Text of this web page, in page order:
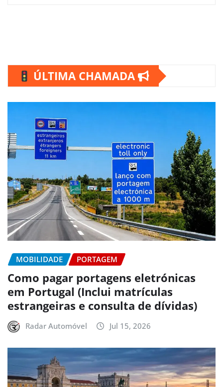
ÚLTIMA CHAMADA
MOBILIDADE PORTAGEM
Como pagar portagens eletrónicas
em Portugal (Inclui matrículas
estrangeiras e consulta de dívidas)
Radar Automóvel Jul 15, 2026